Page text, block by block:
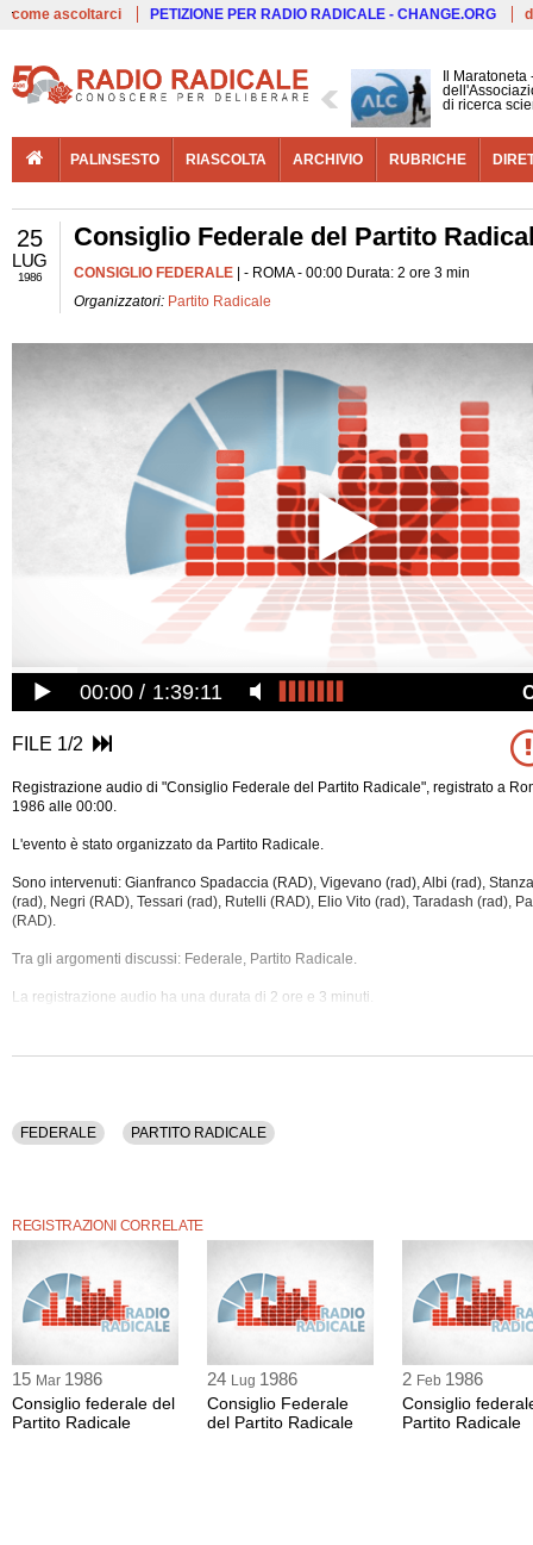
come ascoltarci PETIZIONE PER RADIO RADICALE - CHANGE.ORG
Il
di ricerca
PALINSESTO RIASCOLTA ARCHIVIO RUBRICHE
25
LUG
1986
Consiglio Federale del Partito
CONSIGLIO FEDERALE | - ROMA - 00:00 Durata: 2 ore 3 min
Organizzatori: Partito Radicale
00:00 1:39:11
FILE 1/2
Registrazione audio di "Consiglio Federale del Partito Radicale", registrato a
1986 alle 00:00.
L'evento è stato organizzato da Partito Radicale.
Sono intervenuti: Gianfranco Spadaccia (RAD), Vigevano (rad), Albi (rad),
(rad), Negri (RAD), Tessari (rad), Rutelli (RAD), Elio Vito (rad), Taradash (rad),
(RAD).
Tra gli argomenti discussi: Federale, Partito Radicale.
La registrazione audio ha una durata di 2 ore e 3 minuti.
FEDERALE PARTITO RADICALE
REGISTRAZIONI CORRELATE
15 Mar 1986
Consiglio federale del
Partito Radicale
24 Lug 1986
Consiglio Federale
del Partito Radicale
2 Feb 1986
Consiglio
Partito Radicale